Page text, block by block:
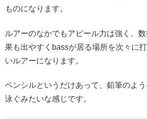
ものになります。
ルアーのなかでもアピール力は強く、
果も出やすくbassが居る場所を次々に
いルアーになります。
ペンシルというだけあって、鉛筆のよ
泳ぐみたいな感じです。